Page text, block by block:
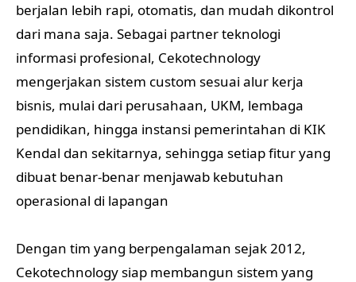
berjalan lebih rapi, otomatis, dan mudah dikontrol
dari mana saja. Sebagai partner teknologi
informasi profesional, Cekotechnology
mengerjakan sistem custom sesuai alur kerja
bisnis, mulai dari perusahaan, UKM, lembaga
pendidikan, hingga instansi pemerintahan di KIK
Kendal dan sekitarnya, sehingga setiap fitur yang
dibuat benar-benar menjawab kebutuhan
operasional di lapangan
Dengan tim yang berpengalaman sejak 2012,
Cekotechnology siap membangun sistem yang